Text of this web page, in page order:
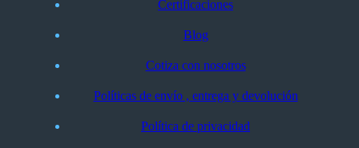
Certificaciones
Blog
Cotiza con nosotros
Políticas de envío , entrega y devolución
Política de privacidad